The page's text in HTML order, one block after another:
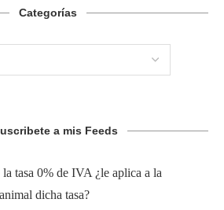
Categorías
a mis Feeds
tasa 0% de IVA ¿le aplica a la
dicha tasa?